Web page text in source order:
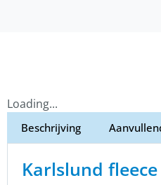
Loading...
Beschrijving
Karlslund